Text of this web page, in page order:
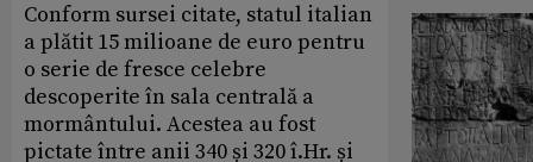
Conform sursei citate, statul italian
a plătit 15 milioane de euro pentru
o serie de fresce celebre
descoperite în sala centrală a
mormântului. Acestea au fost
pictate între anii 340 și 320 î.Hr. și